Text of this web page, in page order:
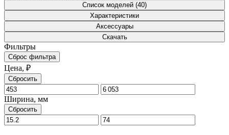
Список моделей (40)
Характеристики
Аксессуары
Скачать
Фильтры
Сброс фильтра
Цена, ₽
Сбросить
Ширина, мм
Сбросить